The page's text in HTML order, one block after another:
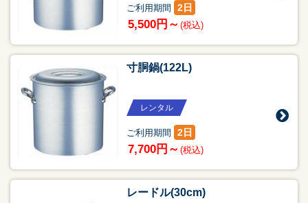
ご利用期間 2日
5,500円～ (税込)
寸胴鍋(122L)
レンタル
ご利用期間 2日
7,700円～ (税込)
レードル(30cm)